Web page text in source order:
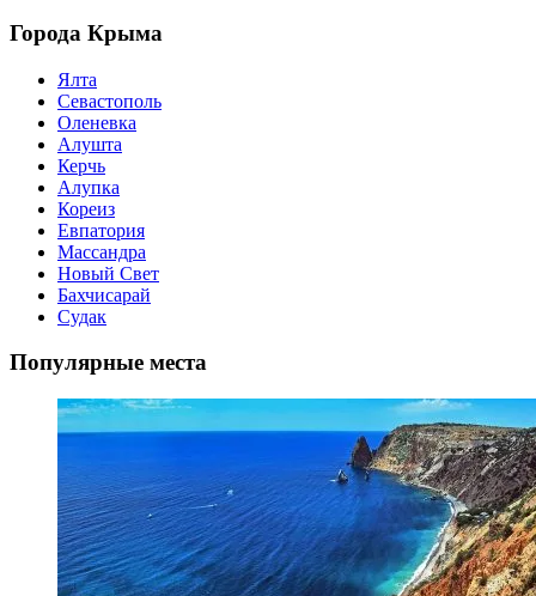
Города Крыма
Ялта
Севастополь
Оленевка
Алушта
Керчь
Алупка
Кореиз
Евпатория
Массандра
Новый Свет
Бахчисарай
Судак
Популярные места